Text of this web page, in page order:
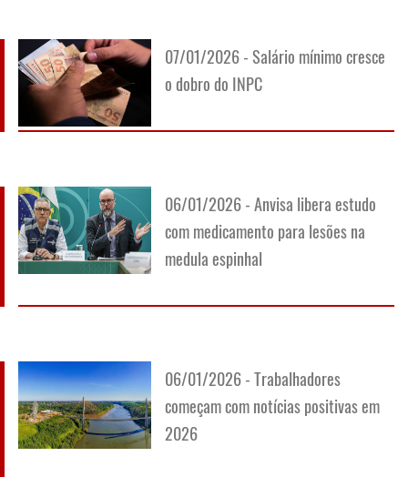
07/01/2026 - Salário mínimo cresce
o dobro do INPC
06/01/2026 - Anvisa libera estudo
com medicamento para lesões na
medula espinhal
06/01/2026 - Trabalhadores
começam com notícias positivas em
2026